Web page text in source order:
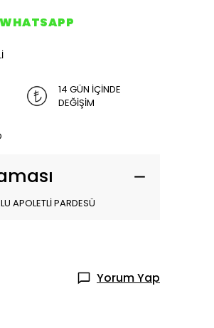
WHATSAPP
14 GÜN İÇİNDE
DEĞİŞİM
APOLETLİ PARDESÜ
Yorum Yap